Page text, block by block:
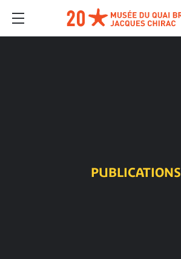
PUBLICATIONS